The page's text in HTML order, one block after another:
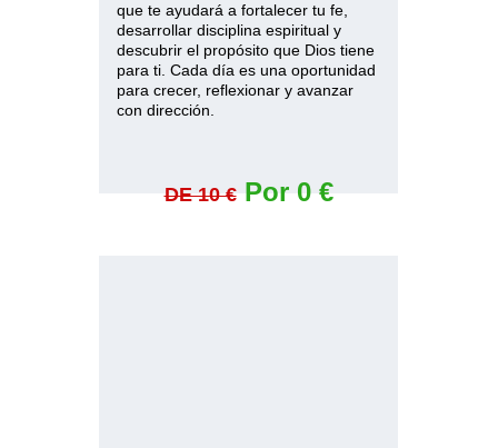
que te ayudará a fortalecer tu fe,
desarrollar disciplina espiritual y
descubrir el propósito que Dios tiene
para ti. Cada día es una oportunidad
para crecer, reflexionar y avanzar
con dirección.
DE 10 € Por 0 €